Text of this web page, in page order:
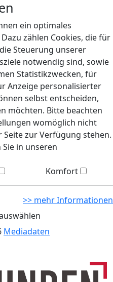
ein optimales
zählen Cookies, die für
Steuerung unserer
notwendig sind, sowie
Statistikzwecken, für
Anzeige personalisierter
selbst entscheiden,
möchten. Bitte beachten
womöglich nicht
zur Verfügung stehen.
in unseren
Komfort
>> mehr Informationen
Mediadaten